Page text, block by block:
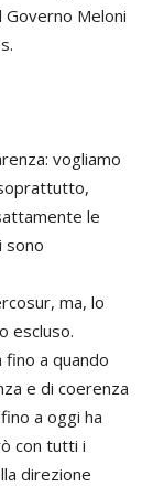
Governo Meloni
vogliamo
le
sono
ma, lo
escluso.
a quando
e di coerenza
a oggi ha
con tutti i
direzione